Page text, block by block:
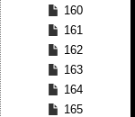
160
161
162
163
164
165